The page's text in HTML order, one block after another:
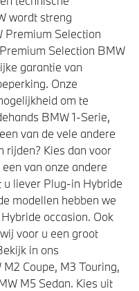
wordt streng
Premium Selection
Selection BMW
garantie van
Onze
om te
BMW 1-Serie,
van de vele andere
rijden? Kies dan voor
van onze andere
u liever Plug-in Hybride
modellen hebben we
occasion. Ook
voor u een groot
in ons
Coupe, M3 Touring,
M5 Sedan. Kies uit